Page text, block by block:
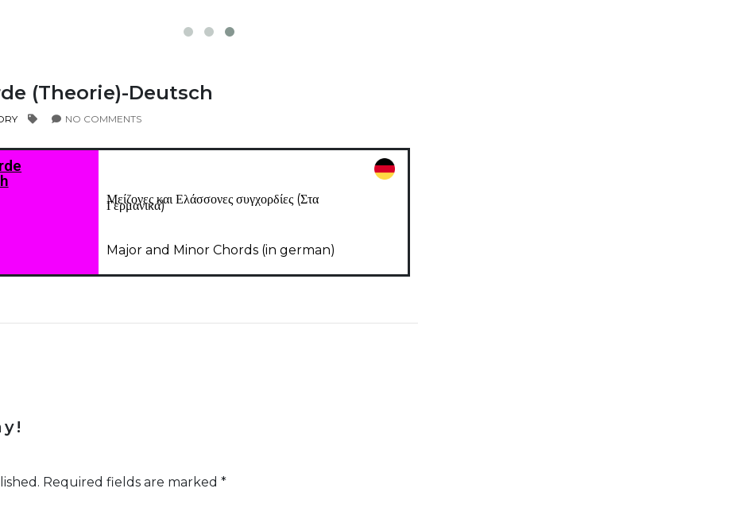
(Theorie)-Deutsch
NO COMMENTS
Μείζονες και Ελάσσονες συγχορδίες (Στα
Γερμανικά)
Major and Minor Chords (in german)
Required fields are marked *